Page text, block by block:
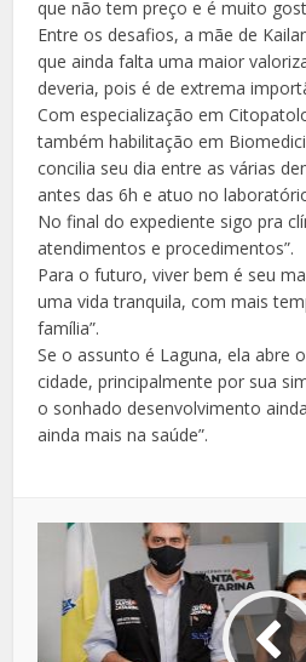
que não tem preço e é muito
Entre os desafios, a mãe de
que ainda falta uma maior
deveria, pois é de extrema
Com especialização em
também habilitação em
concilia seu dia entre as várias
antes das 6h e atuo no
No final do expediente sigo pra
atendimentos e procedimentos”.
Para o futuro, viver bem é seu
uma vida tranquila, com mais
família”.
Se o assunto é Laguna, ela abre
cidade, principalmente por sua
o sonhado desenvolvimento
ainda mais na saúde”.